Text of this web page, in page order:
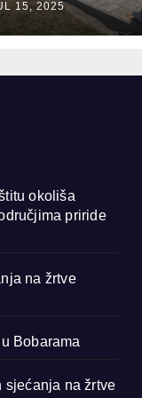
15, 2025
okoliša
priride
na žrtve
Bobarama
sjećanja na žrtve